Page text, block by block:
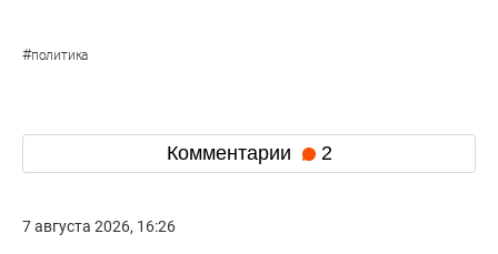
#политика
Комментарии 2
7 августа 2026, 16:26